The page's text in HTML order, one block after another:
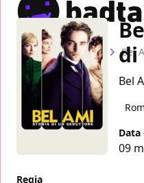
Home Film Bel
di
Bel
09
Regia